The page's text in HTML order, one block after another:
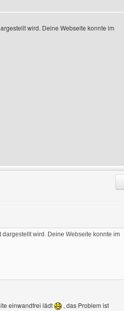
wird. Deine Webseite konnte im
wird. Deine Webseite konnte im
einwandfrei lädt
, das Problem ist